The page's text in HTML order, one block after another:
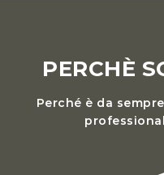
PERCHÈ
Perché è da